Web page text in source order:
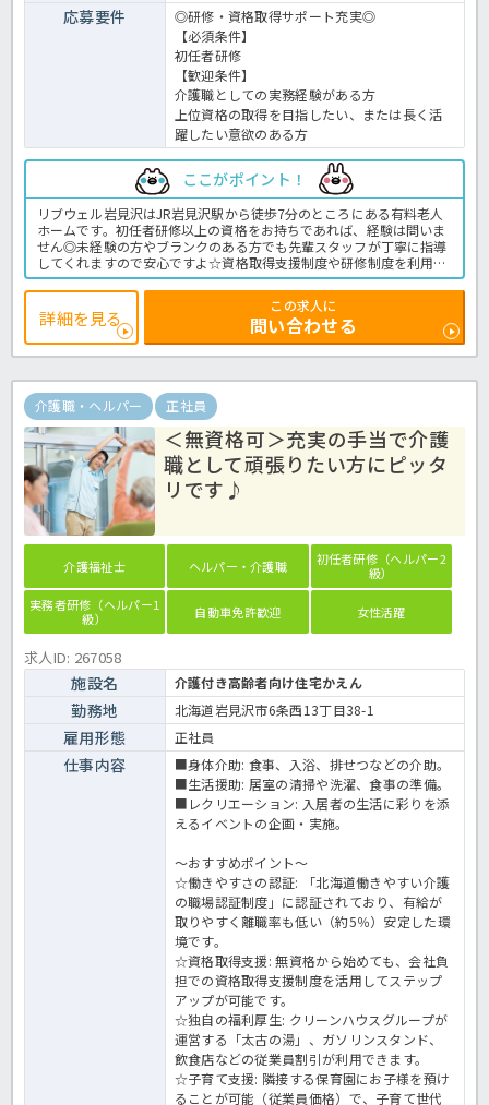
応募要件
◎研修・資格取得サポート充実◎
【必須条件】
初任者研修
【歓迎条件】
介護職としての実務経験がある方
上位資格の取得を目指したい、または長く活
躍したい意欲のある方
ここがポイント！
リブウェル岩見沢はJR岩見沢駅から徒歩7分のところにある有料老人
ホームです。初任者研修以上の資格をお持ちであれば、経験は問いま
せん◎未経験の方やブランクのある方でも先輩スタッフが丁寧に指導
してくれますので安心ですよ☆資格取得支援制度や研修制度を利用し
て将来的なステップアップも十分可能です！また年に4回5連休取得
OK♪有休消化率100％を目指すなど、職員の働きやすい職場づくりに
力をいれている法人です。ご興味ございましたらお早めにほっ介護ま
でお問い合わせください。有料老人ホームでの介護業務全般です。＜
介護職 正職員 有料老人ホーム＞
詳細を見る
この求人に
問い合わせる
介護職・ヘルパー 正社員
＜無資格可＞充実の手当で介護
職として頑張りたい方にピッタ
リです♪
介護福祉士 ヘルパー・介護職
初任者研修（ヘルパー2
級）
実務者研修（ヘルパー1
級）
自動車免許歓迎 女性活躍
求人ID: 267058
施設名 介護付き高齢者向け住宅かえん
勤務地 北海道岩見沢市6条西13丁目38-1
雇用形態 正社員
仕事内容
■身体介助: 食事、入浴、排せつなどの介助。
■生活援助: 居室の清掃や洗濯、食事の準備。
■レクリエーション: 入居者の生活に彩りを添
えるイベントの企画・実施。
～おすすめポイント～
☆働きやすさの認証: 「北海道働きやすい介護
の職場認証制度」に認証されており、有給が
取りやすく離職率も低い（約5％）安定した環
境です。
☆資格取得支援: 無資格から始めても、会社負
担での資格取得支援制度を活用してステップ
アップが可能です。
☆独自の福利厚生: クリーンハウスグループが
運営する「太古の湯」、ガソリンスタンド、
飲食店などの従業員割引が利用できます。
☆子育て支援: 隣接する保育園にお子様を預け
ることが可能（従業員価格）で、子育て世代